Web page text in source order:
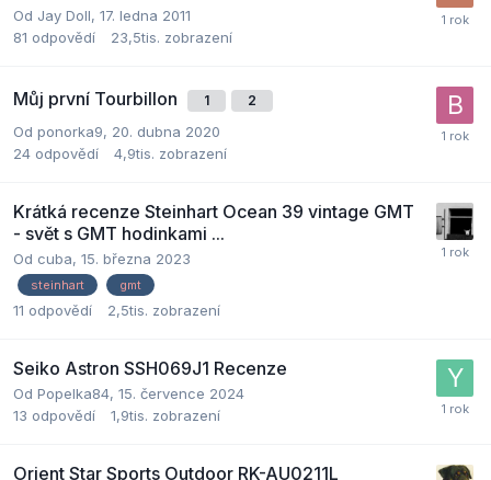
Od Jay Doll, 17. ledna 2011
81 odpovědí 23,5tis. zobrazení
Můj první Tourbillon 1 2
Od ponorka9, 20. dubna 2020
24 odpovědí 4,9tis. zobrazení
Krátká recenze Steinhart Ocean 39 vintage GMT
- svět s GMT hodinkami ...
Od cuba, 15. března 2023
steinhart gmt
11 odpovědí 2,5tis. zobrazení
Seiko Astron SSH069J1 Recenze
Od Popelka84, 15. července 2024
13 odpovědí 1,9tis. zobrazení
Orient Star Sports Outdoor RK-AU0211L